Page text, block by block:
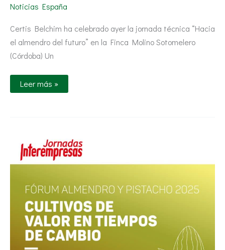
Noticias España
Certis Belchim ha celebrado ayer la jornada técnica “Hacia
el almendro del futuro” en la Finca Molino Sotomelero
(Córdoba) Un
Leer más »
Almendro
y
Pistacho